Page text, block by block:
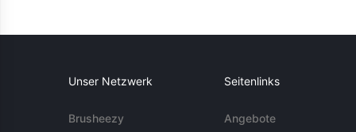
Unser Netzwerk
Brusheezy
Seitenlinks
Angebote